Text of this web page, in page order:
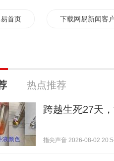
首页 下载网易新闻客
热点推荐
跨越生死27天
指尖声音 2026-08-02